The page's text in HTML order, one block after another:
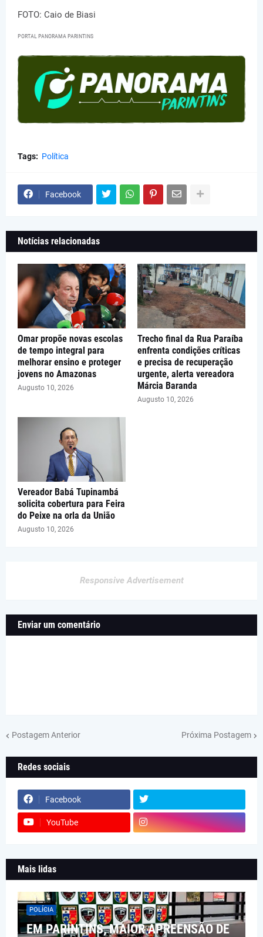
FOTO: Caio de Biasi
PORTAL PANORAMA PARINTINS
Tags: Política
Facebook
Notícias relacionadas
Omar propõe novas escolas
de tempo integral para
melhorar ensino e proteger
jovens no Amazonas
Augusto 10, 2026
Trecho final da Rua Paraíba
enfrenta condições críticas
e precisa de recuperação
urgente, alerta vereadora
Márcia Baranda
Augusto 10, 2026
Vereador Babá Tupinambá
solicita cobertura para Feira
do Peixe na orla da União
Augusto 10, 2026
Responsive Advertisement
Enviar um comentário
Postagem Anterior Próxima Postagem
Redes sociais
Facebook
YouTube
Mais lidas
POLÍCIA
EM PARINTINS, MAIOR APREENSÃO DE